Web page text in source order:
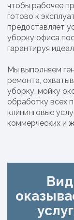
чтобы рабочее
готово к
предоставляет
уборку офиса
гарантируя
Мы выполняем
ремонта,
уборку, мойку
обработку всех
клининговые
коммерческих и
Вид